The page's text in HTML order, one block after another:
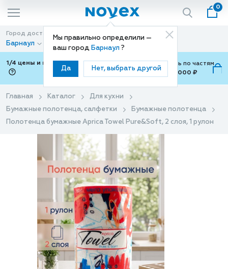
Мы правильно определили —
ваш город Барнаул ?
Да Нет, выбрать другой
0
Город доставки
Барнаул
Способ доставки
Доставка
1/4 цены и покупки ваши с Подели
Можно оплатить по частям
от 700 ₽ до 15,000 ₽
Главная Каталог
Для кухни
Бумажные полотенца, салфетки
Бумажные полотенца
Полотенца бумажные Aprica Towel Pure&Soft, 2 слоя, 1 рулон